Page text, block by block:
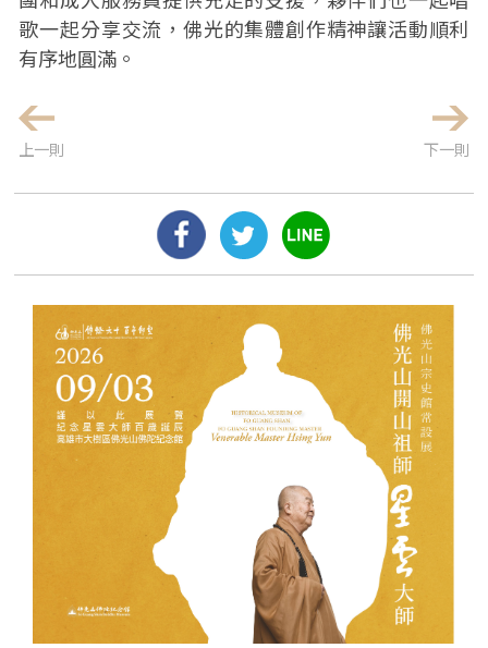
歌一起分享交流，佛光的集體創作精神讓活動順利
有序地圓滿。
上一則 下一則